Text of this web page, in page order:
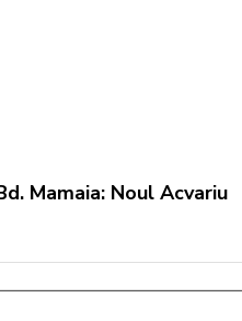
Mamaia: Noul Acvariu